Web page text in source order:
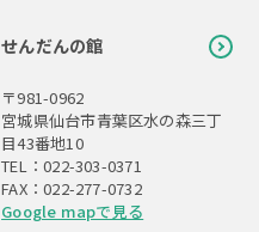
せんだんの館
〒981-0962
宮城県仙台市青葉区水の森三丁
目43番地10
TEL：022-303-0371
FAX：022-277-0732
Google mapで見る